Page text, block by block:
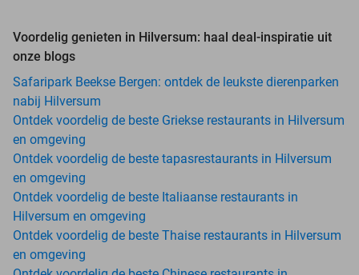
Voordelig genieten in Hilversum: haal deal-inspiratie uit
onze blogs
Safaripark Beekse Bergen: ontdek de leukste dierenparken
nabij Hilversum
Ontdek voordelig de beste Griekse restaurants in Hilversum
en omgeving
Ontdek voordelig de beste tapasrestaurants in Hilversum
en omgeving
Ontdek voordelig de beste Italiaanse restaurants in
Hilversum en omgeving
Ontdek voordelig de beste Thaise restaurants in Hilversum
en omgeving